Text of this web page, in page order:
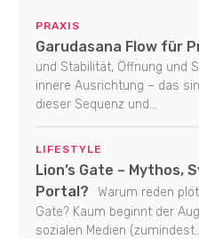
PRAXIS
Garudasana Flow für
und Stabilität, Öffnung und
innere Ausrichtung – das
dieser Sequenz und...
LIFESTYLE
Lion’s Gate – Mythos,
Portal?
Warum reden
Gate? Kaum beginnt der
sozialen Medien